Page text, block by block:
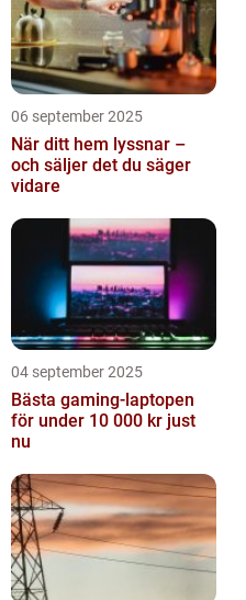
06 september 2025
När ditt hem lyssnar –
och säljer det du säger
vidare
04 september 2025
Bästa gaming-laptopen
för under 10 000 kr just
nu